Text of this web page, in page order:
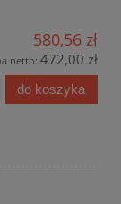
580,56 zł
netto: 472,00 zł
do koszyka